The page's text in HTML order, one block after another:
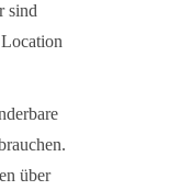
sind
über